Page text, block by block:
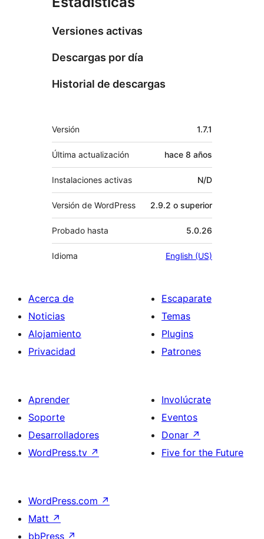
Versiones activas
Descargas por día
Historial de descargas
Meta
Versión 1.7.1
Última actualización hace 8 años
Instalaciones activas N/D
Versión de WordPress 2.9.2 o superior
Probado hasta 5.0.26
Idioma English (US)
Acerca de
Noticias
Alojamiento
Privacidad
Escaparate
Temas
Plugins
Patrones
Aprender
Soporte
Desarrolladores
WordPress.tv ↗
Involúcrate
Eventos
Donar ↗
Five for the Future
WordPress.com ↗
Matt ↗
bbPress ↗